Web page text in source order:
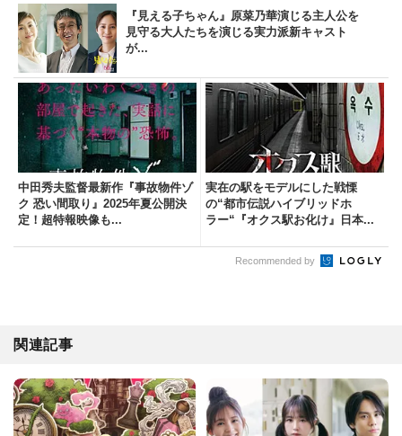
『見える子ちゃん』原菜乃華演じる主人公を
見守る大人たちを演じる実力派新キャスト
が...
中田秀夫監督最新作『事故物件ゾ
ク 恐い間取り』2025年夏公開決
定！超特報映像も...
実在の駅をモデルにした戦慄
の“都市伝説ハイブリッドホ
ラー“『オクス駅お化け』日本...
Recommended by
関連記事